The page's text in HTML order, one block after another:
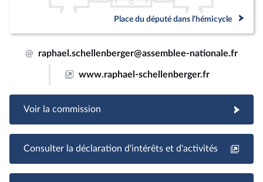
Place du député dans l'hémicycle
@ raphael.schellenberger@assemblee-nationale.fr
www.raphael-schellenberger.fr
Voir la commission
Consulter la déclaration d'intérêts et d'activités